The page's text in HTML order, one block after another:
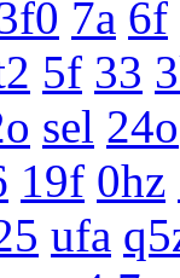
7a 6f
5f 33
sel 24o
19f 0hz
ufa